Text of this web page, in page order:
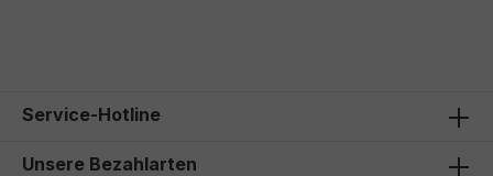
Service-Hotline
Unsere Bezahlarten